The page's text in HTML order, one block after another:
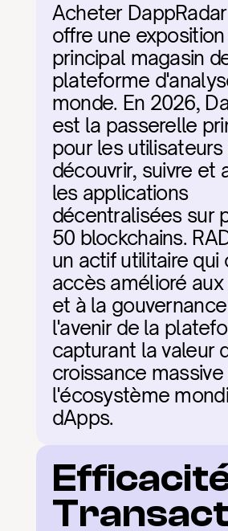
Acheter DappRadar
offre une
principal magasin
plateforme
monde. En 2026,
est la passerelle
pour les utilisateurs
découvrir, suivre et
les applications
décentralisées sur
50 blockchains.
un actif utilitaire qui
accès amélioré
et à la
l'avenir de la
capturant la valeur
croissance massive
l'écosystème
dApps.